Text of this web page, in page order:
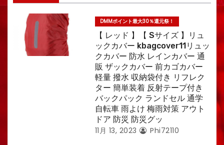
DMMポイント最大30％還元祭！
【 レッド 】【 Sサイズ 】リュ
ックカバー kbagcover11リュッ
クカバー 防水 レインカバー 通
販 ザックカバー 前カゴカバー
軽量 撥水 収納袋付き リフレク
ター 簡単装着 反射テープ付き
バックパック ランドセル 通学
自転車 雨よけ 梅雨対策 アウト
ドア 防災 防災グッ
11月 13, 2023 Phi72110